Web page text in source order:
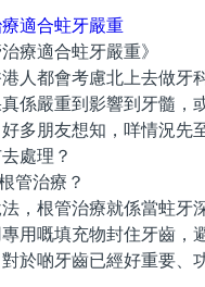
適合蛀牙嚴重
適合蛀牙嚴重》
都會考慮北上去做牙科
係嚴重到影響到牙髓，
多朋友想知，咩情況先
處理？
治療？
根管治療就係當蛀牙
用嘅填充物封住牙齒，
於啲牙齒已經好重要、